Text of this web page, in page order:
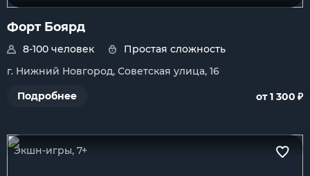
Форт Боярд
8-100 человек
Простая сложность
г. Нижний Новгород, Советская улица, 16
Подробнее
от 1 300 ₽
Экшн-игры, 7+